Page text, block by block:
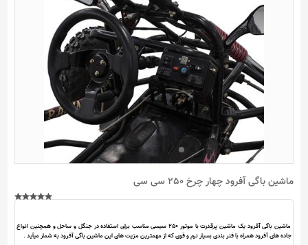
ماشین باگی آفرود چهار چرخ 250 سی سی